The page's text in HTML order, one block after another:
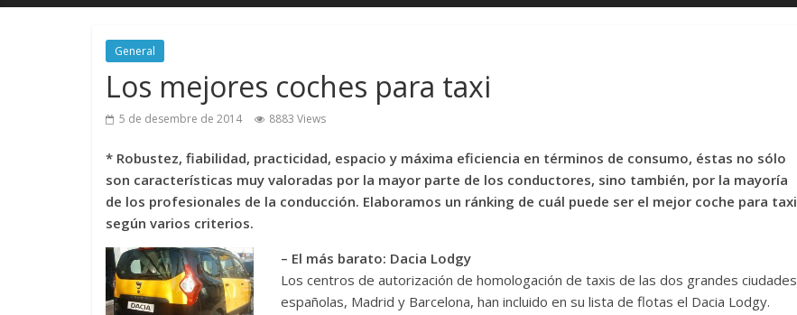
General
Los mejores coches para taxi
5 de desembre de 2014 8883 Views
* Robustez, fiabilidad, practicidad, espacio y máxima eficiencia en términos de consumo, éstas no sólo
son características muy valoradas por la mayor parte de los conductores, sino también, por la mayoría
de los profesionales de la conducción. Elaboramos un ránking de cuál puede ser el mejor coche para taxi
según varios criterios.
– El más barato: Dacia Lodgy
Los centros de autorización de homologación de taxis de las dos grandes ciudades
españolas, Madrid y Barcelona, han incluido en su lista de flotas el Dacia Lodgy.